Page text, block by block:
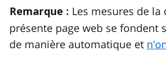
Remarque : Les mesures de la
présente page web se fondent
de manière automatique et